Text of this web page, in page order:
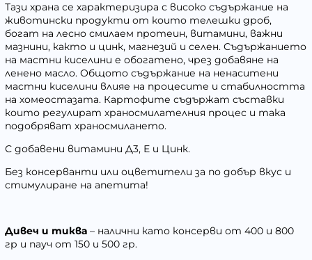
Тази храна се характеризира с високо съдържание на
животински продукти от които телешки дроб,
богат на лесно смилаем протеин, витамини, важни
мазнини, както и цинк, магнезий и селен. Съдържанието
на мастни киселини е обогатено, чрез добавяне на
ленено масло. Общото съдържание на ненаситени
мастни киселини влияе на процесите и стабилността
на хомеостазата. Картофите съдържат съставки
които регулират храносмилателния процес и така
подобряват храносмилането.
С добавени витамини Д3, Е и Цинк.
Без консерванти или оцветители за по добър вкус и
стимулиране на апетита!
Дивеч и тиква – налични като консерви от 400 и 800
гр и пауч от 150 и 500 гр.